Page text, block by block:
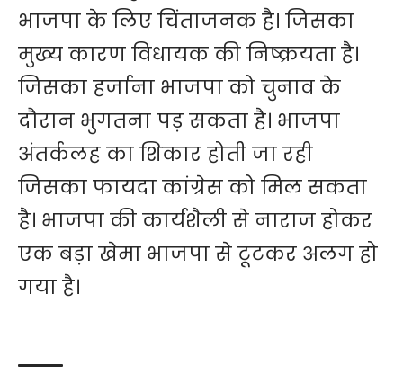
भाजपा के लिए चिंताजनक है। जिसका
मुख्य कारण विधायक की निष्क्रयता है।
जिसका हर्जाना भाजपा को चुनाव के
दौरान भुगतना पड़ सकता है। भाजपा
अंतर्कलह का शिकार होती जा रही
जिसका फायदा कांग्रेस को मिल सकता
है। भाजपा की कार्यशैली से नाराज होकर
एक बड़ा खेमा भाजपा से टूटकर अलग हो
गया है।